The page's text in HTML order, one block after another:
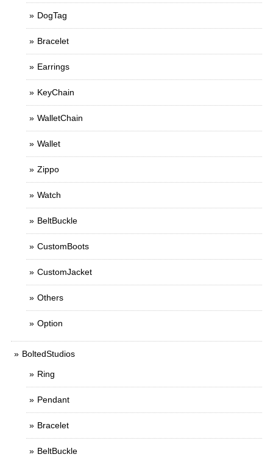
DogTag
Bracelet
Earrings
KeyChain
WalletChain
Wallet
Zippo
Watch
BeltBuckle
CustomBoots
CustomJacket
Others
Option
BoltedStudios
Ring
Pendant
Bracelet
BeltBuckle